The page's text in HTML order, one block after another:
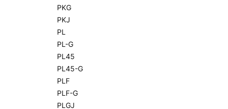
PKG
PKJ
PL
PL-G
PL45
PL45-G
PLF
PLF-G
PLGJ